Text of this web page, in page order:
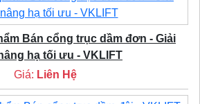
Bán cổng trục dầm đơn - Giải
hạ tối ưu - VKLIFT
Giá: Liên Hệ